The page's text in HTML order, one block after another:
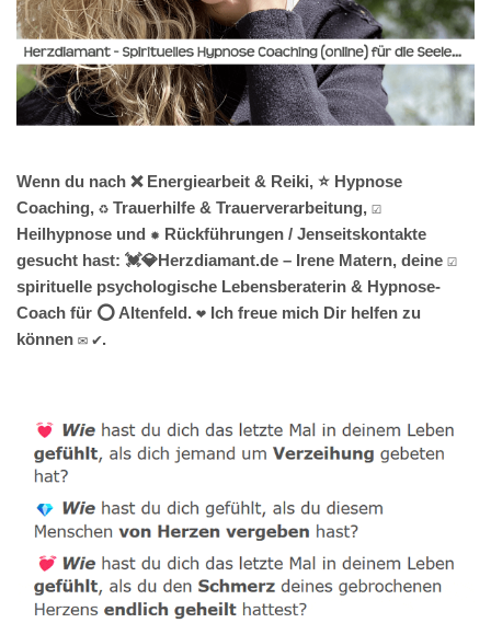
Wenn du nach ❌ Energiearbeit & Reiki, ⭐ Hypnose
Coaching, ♻ Trauerhilfe & Trauerverarbeitung, ☑️
Heilhypnose und ✹ Rückführungen / Jenseitskontakte
gesucht hast: 💓️💎Herzdiamant.de – Irene Matern, deine ☑️
spirituelle psychologische Lebensberaterin & Hypnose-
Coach für ⭕ Altenfeld. ❤ Ich freue mich Dir helfen zu
können ✉ ✔.